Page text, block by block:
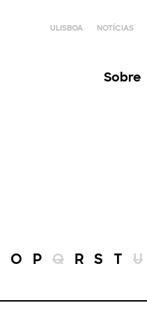
ULISBOA NOTÍCIAS
Sobre
O P Q R S T U